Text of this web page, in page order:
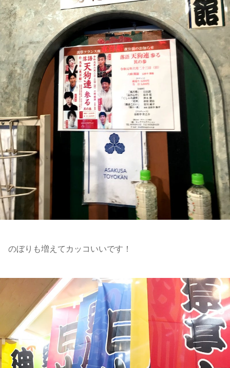
のぼりも増えてカッコいいです！